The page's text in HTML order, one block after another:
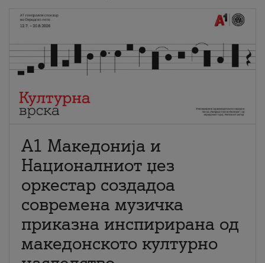
А1 Македонија и
Националниот џез
оркестар создадоа
современа музичка
приказна инспирирана од
македонското културно